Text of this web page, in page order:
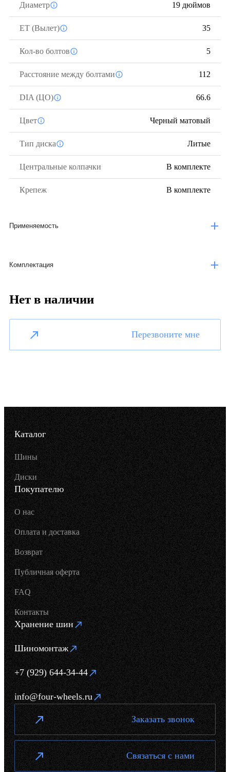
Диаметр 19 дюймов
ЕТ (Вылет) 35
Кол-во болтов 5
Расстояние между болтами 112
DIA (ЦО) 66.6
Цвет Черный матовый
Тип диска Литые
Центральные колпачки В комплекте
Крепеж В комплекте
Применяемость
Комплектация
Нет в наличии
Перезвоните мне
Каталог
Шины
Диски
Покупателю
О нас
Оплата и доставка
Возврат
Публичная оферта
FAQ
Контакты
Хранение шин
Шиномонтаж
+7 (929) 644-34-44
info@four-wheels.ru
Заказать звонок
Связаться с нами